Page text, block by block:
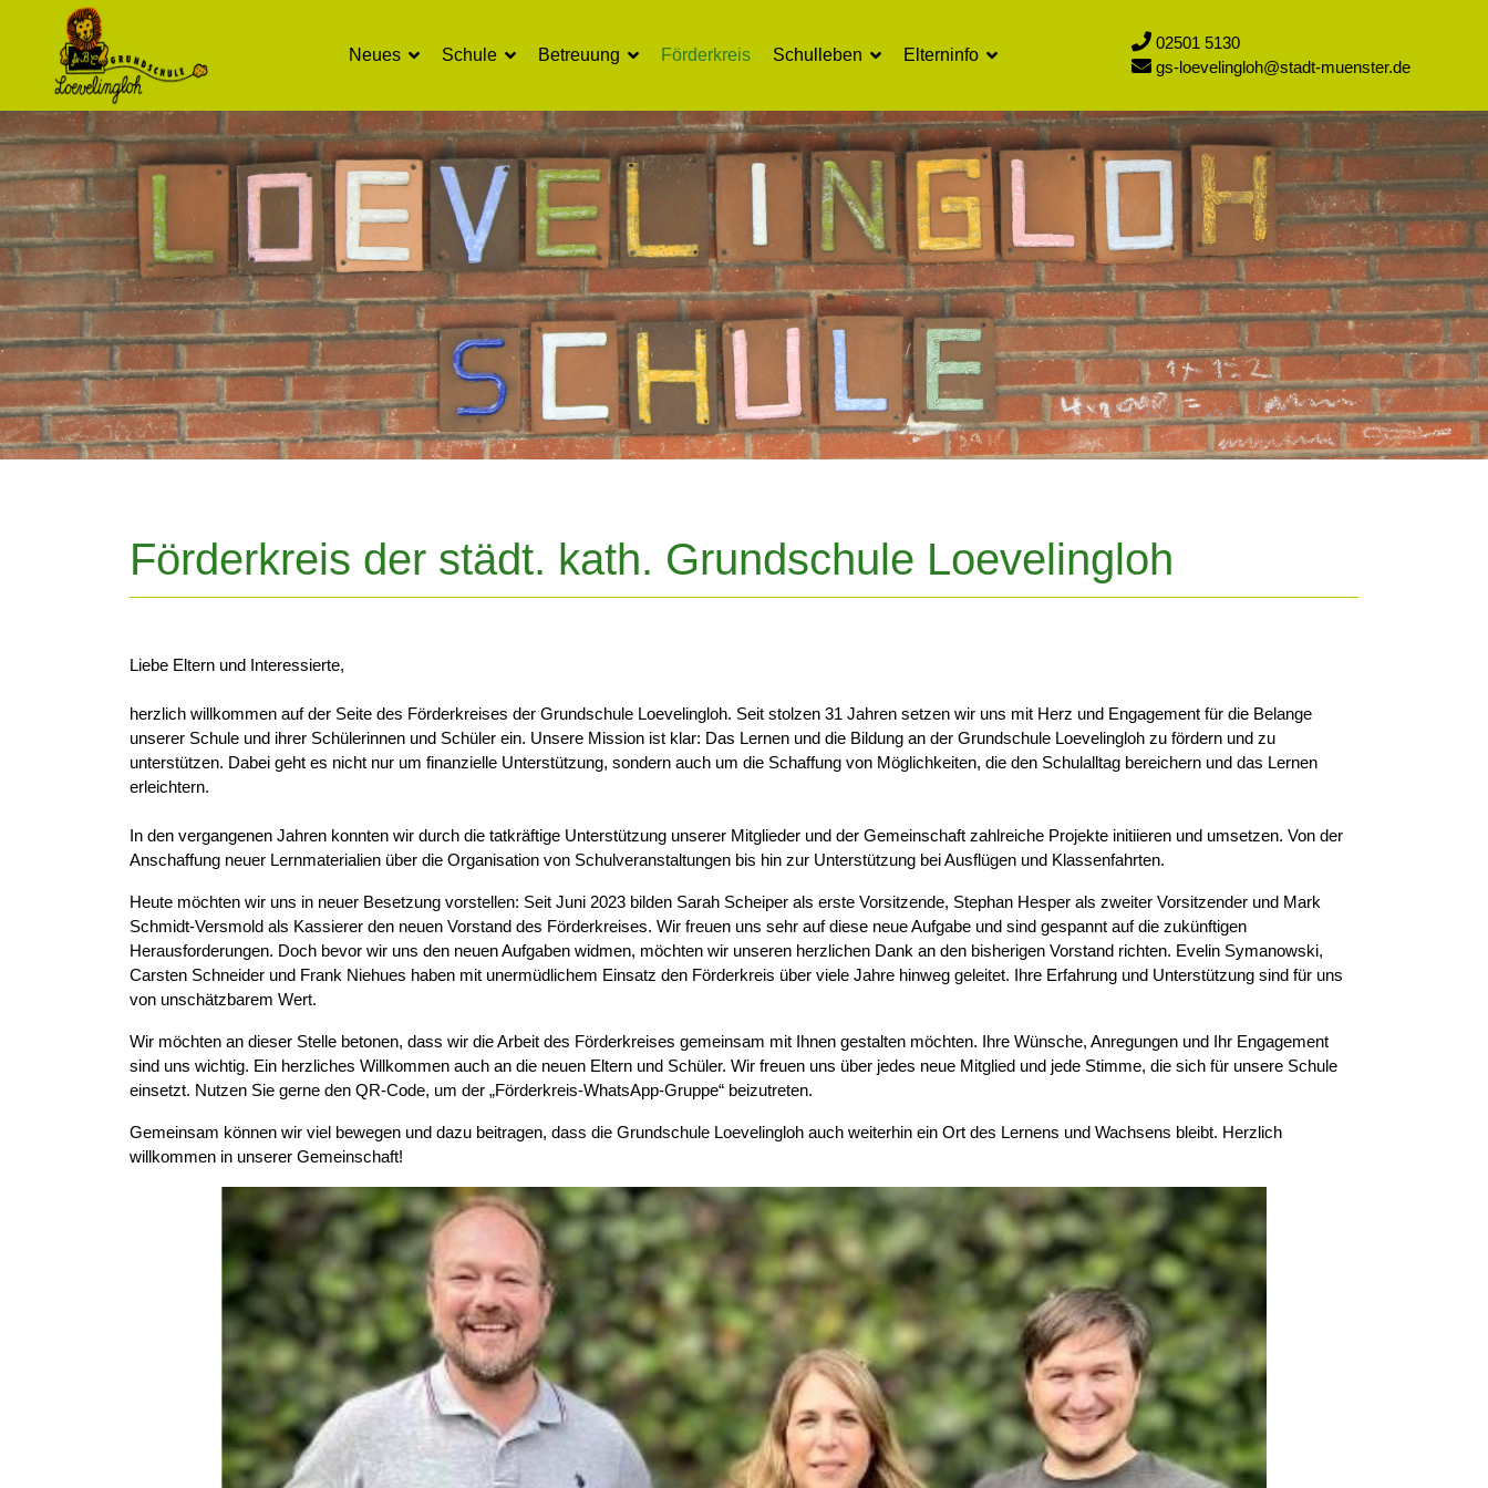
Neues Schule Betreuung Förderkreis Schulleben Elterninfo
02501 5130
gs-loevelingloh@stadt-muenster.de
Förderkreis der städt. kath. Grundschule Loevelingloh
Liebe Eltern und Interessierte,
herzlich willkommen auf der Seite des Förderkreises der Grundschule Loevelingloh. Seit stolzen 31 Jahren setzen wir uns mit Herz und Engagement für die Belange
unserer Schule und ihrer Schülerinnen und Schüler ein. Unsere Mission ist klar: Das Lernen und die Bildung an der Grundschule Loevelingloh zu fördern und zu
unterstützen. Dabei geht es nicht nur um finanzielle Unterstützung, sondern auch um die Schaffung von Möglichkeiten, die den Schulalltag bereichern und das Lernen
erleichtern.
In den vergangenen Jahren konnten wir durch die tatkräftige Unterstützung unserer Mitglieder und der Gemeinschaft zahlreiche Projekte initiieren und umsetzen. Von der
Anschaffung neuer Lernmaterialien über die Organisation von Schulveranstaltungen bis hin zur Unterstützung bei Ausflügen und Klassenfahrten.
Heute möchten wir uns in neuer Besetzung vorstellen: Seit Juni 2023 bilden Sarah Scheiper als erste Vorsitzende, Stephan Hesper als zweiter Vorsitzender und Mark
Schmidt-Versmold als Kassierer den neuen Vorstand des Förderkreises. Wir freuen uns sehr auf diese neue Aufgabe und sind gespannt auf die zukünftigen
Herausforderungen. Doch bevor wir uns den neuen Aufgaben widmen, möchten wir unseren herzlichen Dank an den bisherigen Vorstand richten. Evelin Symanowski,
Carsten Schneider und Frank Niehues haben mit unermüdlichem Einsatz den Förderkreis über viele Jahre hinweg geleitet. Ihre Erfahrung und Unterstützung sind für uns
von unschätzbarem Wert.
Wir möchten an dieser Stelle betonen, dass wir die Arbeit des Förderkreises gemeinsam mit Ihnen gestalten möchten. Ihre Wünsche, Anregungen und Ihr Engagement
sind uns wichtig. Ein herzliches Willkommen auch an die neuen Eltern und Schüler. Wir freuen uns über jedes neue Mitglied und jede Stimme, die sich für unsere Schule
einsetzt. Nutzen Sie gerne den QR-Code, um der „Förderkreis-WhatsApp-Gruppe“ beizutreten.
Gemeinsam können wir viel bewegen und dazu beitragen, dass die Grundschule Loevelingloh auch weiterhin ein Ort des Lernens und Wachsens bleibt. Herzlich
willkommen in unserer Gemeinschaft!